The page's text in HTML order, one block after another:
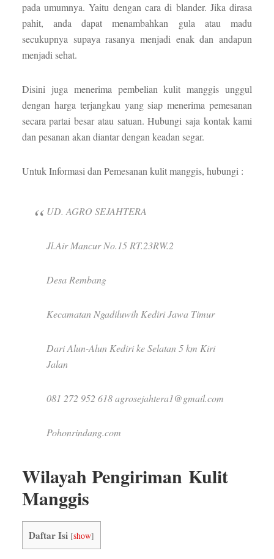
pada umumnya. Yaitu dengan cara di blander. Jika dirasa
pahit, anda dapat menambahkan gula atau madu
secukupnya supaya rasanya menjadi enak dan andapun
menjadi sehat.
Disini juga menerima pembelian kulit manggis unggul
dengan harga terjangkau yang siap menerima pemesanan
secara partai besar atau satuan. Hubungi saja kontak kami
dan pesanan akan diantar dengan keadan segar.
Untuk Informasi dan Pemesanan kulit manggis, hubungi :
UD. AGRO SEJAHTERA
Jl.Air Mancur No.15 RT.23RW.2
Desa Rembang
Kecamatan Ngadiluwih Kediri Jawa Timur
Dari Alun-Alun Kediri ke Selatan 5 km Kiri
Jalan
081 272 952 618 agrosejahtera1@gmail.com
Pohonrindang.com
Wilayah Pengiriman Kulit
Manggis
Daftar Isi [show]